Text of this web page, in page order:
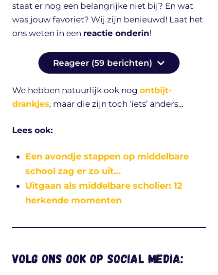
staat er nog een belangrijke niet bij? En wat
was jouw favoriet? Wij zijn benieuwd! Laat het
ons weten in een reactie onderin!
Reageer (59 berichten)
We hebben natuurlijk ook nog ontbijt-
drankjes, maar die zijn toch ‘iets’ anders…
Lees ook:
Een avondje stappen op middelbare
school zag er zo uit…
Uitgaan als middelbare scholier: 12
herkende momenten
Volg ons ook op social media: